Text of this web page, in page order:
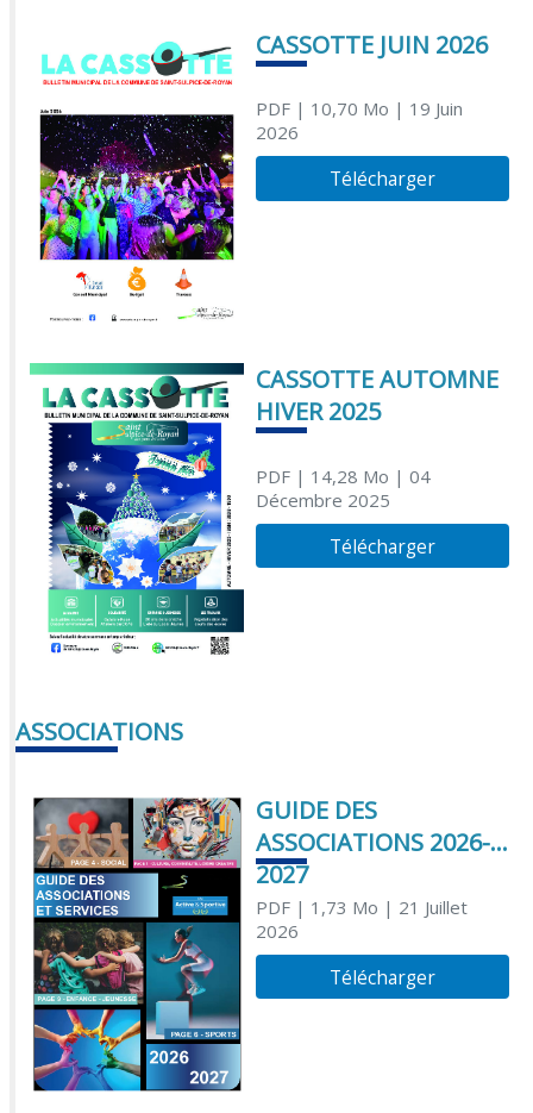
CASSOTTE JUIN 2026
PDF| 10,70 Mo | 19 Juin
2026
Télécharger
CASSOTTE AUTOMNE
HIVER 2025
PDF| 14,28 Mo | 04
Décembre 2025
Télécharger
ASSOCIATIONS
GUIDE DES
ASSOCIATIONS 2026-
2027
PDF| 1,73 Mo | 21 Juillet
2026
Télécharger